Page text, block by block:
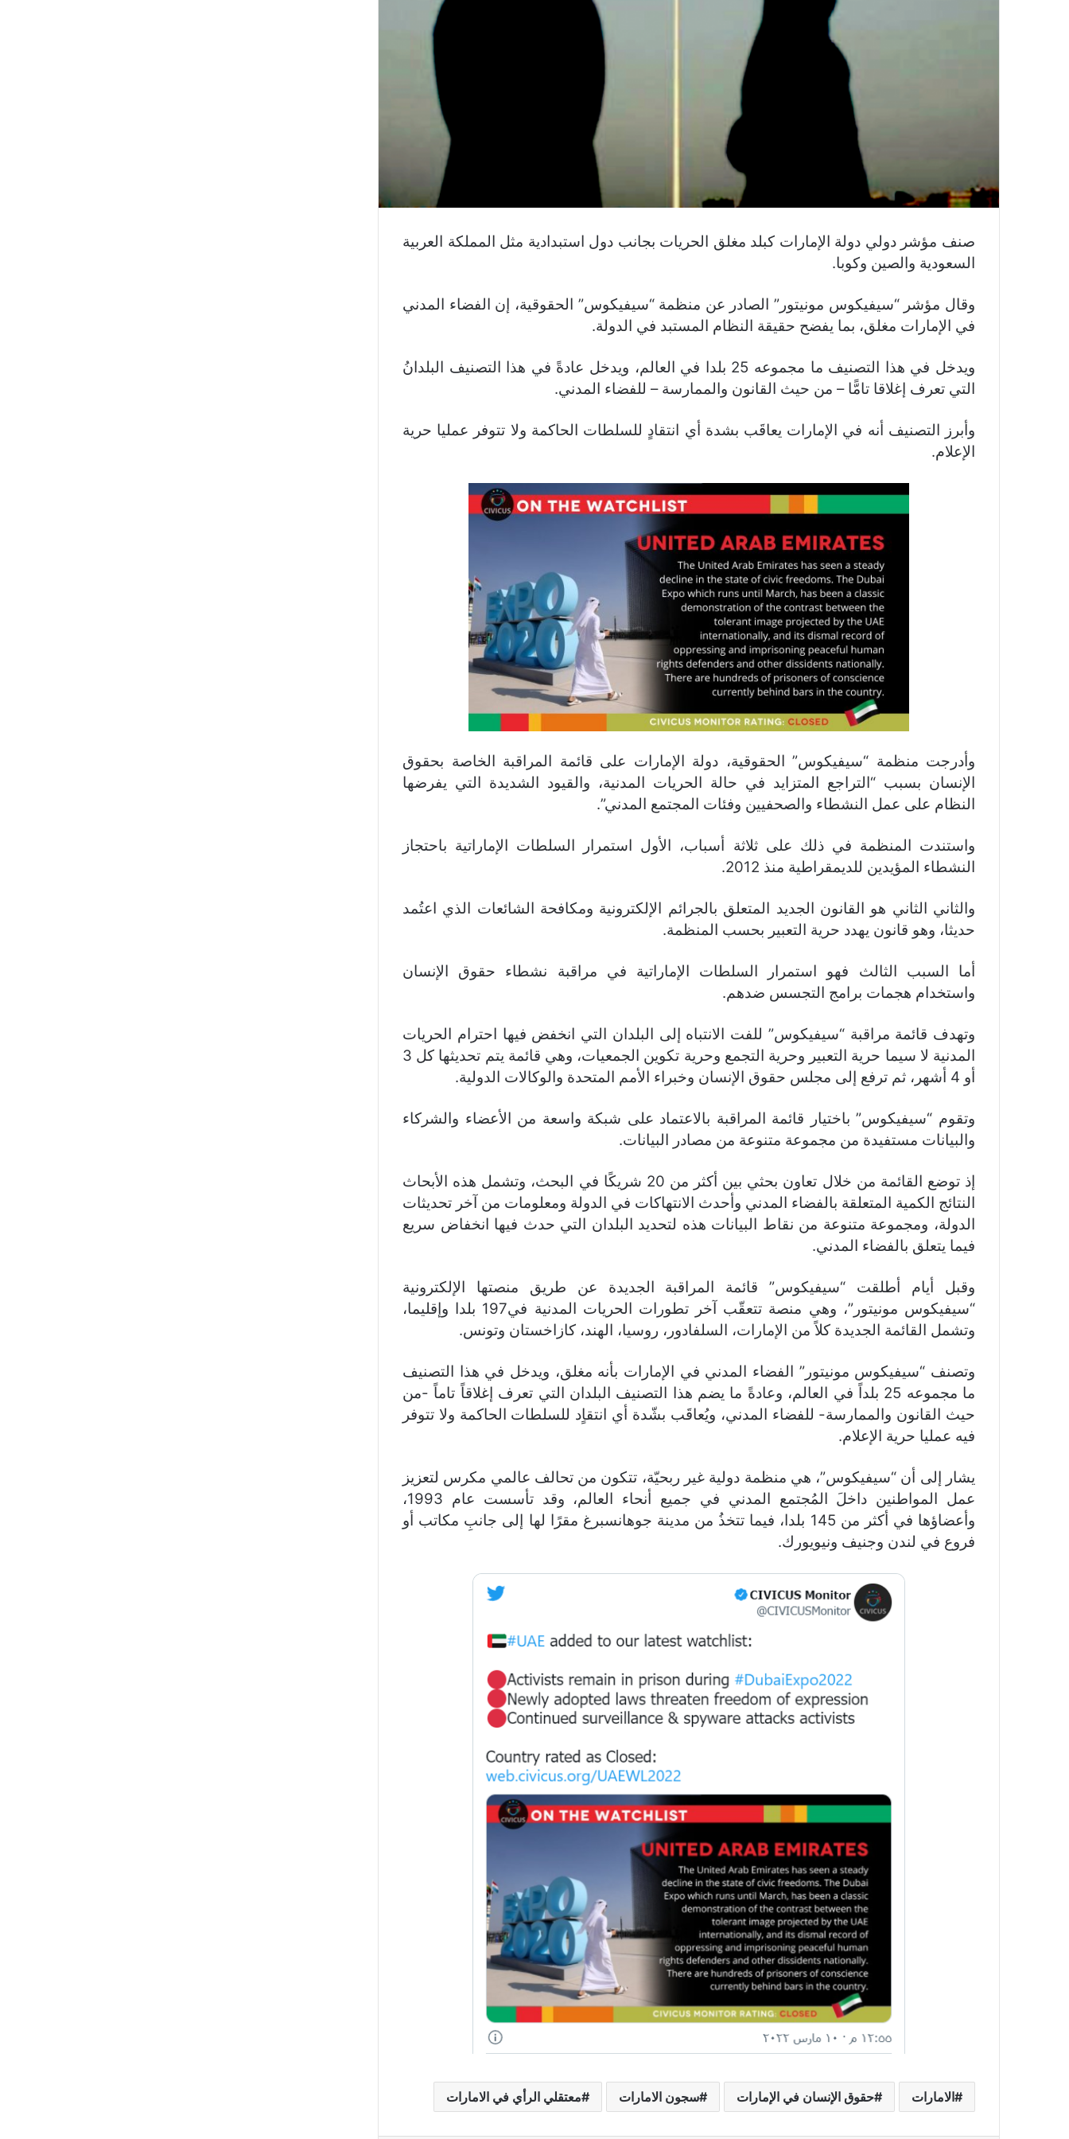
صنف مؤشر دولي دولة الإمارات كبلد مغلق الحريات بجانب دول استبدادية مثل المملكة العربية
السعودية والصين وكوبا.
وقال مؤشر “سيفيكوس مونيتور” الصادر عن منظمة “سيفيكوس” الحقوقية، إن الفضاء المدني
في الإمارات مغلق، بما يفضح حقيقة النظام المستبد في الدولة.
ويدخل في هذا التصنيف ما مجموعه 25 بلدا في العالم، ويدخل عادةً في هذا التصنيف البلدانُ
التي تعرف إغلاقا تامًّا – من حيث القانون والممارسة – للفضاء المدني.
وأبرز التصنيف أنه في الإمارات يعاقَب بشدة أي انتقادٍ للسلطات الحاكمة ولا تتوفر عمليا حرية
الإعلام.
وأدرجت منظمة “سيفيكوس” الحقوقية، دولة الإمارات على قائمة المراقبة الخاصة بحقوق
الإنسان بسبب “التراجع المتزايد في حالة الحريات المدنية، والقيود الشديدة التي يفرضها
النظام على عمل النشطاء والصحفيين وفئات المجتمع المدني”.
واستندت المنظمة في ذلك على ثلاثة أسباب، الأول استمرار السلطات الإماراتية باحتجاز
النشطاء المؤيدين للديمقراطية منذ 2012.
والثاني الثاني هو القانون الجديد المتعلق بالجرائم الإلكترونية ومكافحة الشائعات الذي اعتُمد
حديثا، وهو قانون يهدد حرية التعبير بحسب المنظمة.
أما السبب الثالث فهو استمرار السلطات الإماراتية في مراقبة نشطاء حقوق الإنسان
واستخدام هجمات برامج التجسس ضدهم.
وتهدف قائمة مراقبة “سيفيكوس” للفت الانتباه إلى البلدان التي انخفض فيها احترام الحريات
المدنية لا سيما حرية التعبير وحرية التجمع وحرية تكوين الجمعيات، وهي قائمة يتم تحديثها كل 3
أو 4 أشهر، ثم ترفع إلى مجلس حقوق الإنسان وخبراء الأمم المتحدة والوكالات الدولية.
وتقوم “سيفيكوس” باختيار قائمة المراقبة بالاعتماد على شبكة واسعة من الأعضاء والشركاء
والبيانات مستفيدة من مجموعة متنوعة من مصادر البيانات.
إذ توضع القائمة من خلال تعاون بحثي بين أكثر من 20 شريكًا في البحث، وتشمل هذه الأبحاث
النتائج الكمية المتعلقة بالفضاء المدني وأحدث الانتهاكات في الدولة ومعلومات من آخر تحديثات
الدولة، ومجموعة متنوعة من نقاط البيانات هذه لتحديد البلدان التي حدث فيها انخفاض سريع
فيما يتعلق بالفضاء المدني.
وقبل أيام أطلقت “سيفيكوس” قائمة المراقبة الجديدة عن طريق منصتها الإلكترونية
“سيفيكوس مونيتور”، وهي منصة تتعقّب آخر تطورات الحريات المدنية في197 بلدا وإقليما،
وتشمل القائمة الجديدة كلاً من الإمارات، السلفادور، روسيا، الهند، كازاخستان وتونس.
وتصنف “سيفيكوس مونيتور” الفضاء المدني في الإمارات بأنه مغلق، ويدخل في هذا التصنيف
ما مجموعه 25 بلداً في العالم، وعادةً ما يضم هذا التصنيف البلدان التي تعرف إغلاقاً تاماً -من
حيث القانون والممارسة- للفضاء المدني، ويُعاقَب بشّدة أي انتقاٍد للسلطات الحاكمة ولا تتوفر
فيه عمليا حرية الإعلام.
يشار إلى أن “سيفيكوس”، هي منظمة دولية غير ربحيّة، تتكون من تحالف عالمي مكرس لتعزيز
عمل المواطنين داخلَ المُجتمع المدني في جميع أنحاء العالم، وقد تأسست عام 1993،
وأعضاؤها في أكثر من 145 بلدا، فيما تتخذُ من مدينة جوهانسبرغ مقرًا لها إلى جانبِ مكاتب أو
فروع في لندن وجنيف ونيويورك.
الامارات حقوق الإنسان في الإمارات سجون الامارات معتقلي الرأي في الامارات